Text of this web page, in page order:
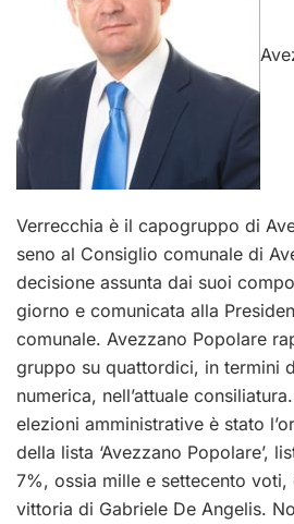
Verrecchia è il capogruppo di
seno al Consiglio comunale di
decisione assunta dai suoi
giorno e comunicata alla
comunale. Avezzano Popolare
gruppo su quattordici, in termini
numerica, nell’attuale
elezioni amministrative è stato
della lista ‘Avezzano Popolare’,
7%, ossia mille e settecento voti,
vittoria di Gabriele De Angelis.